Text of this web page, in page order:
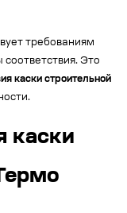
требованиям
Это
каски строительной
каски